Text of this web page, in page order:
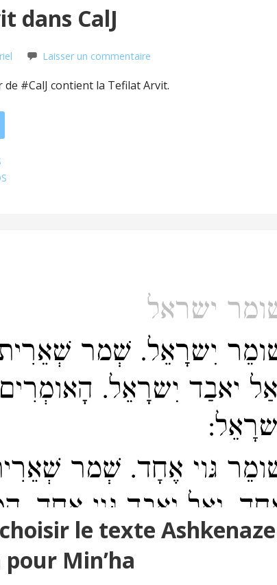
dans CalJ
Laisser un commentaire
de #CalJ contient la Tefilat Arvit.
le texte Ashkenaze
Min’ha